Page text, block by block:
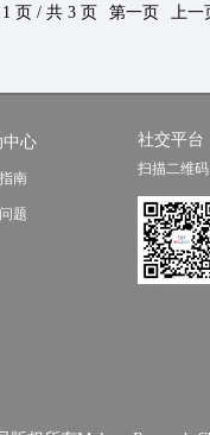
页 / 共 3 页 第一页 上一
中心
南
题
社交平台
扫描二维